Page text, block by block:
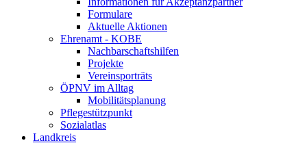
Formulare
Aktuelle Aktionen
Ehrenamt - KOBE
Nachbarschaftshilfen
Projekte
Vereinsporträts
ÖPNV im Alltag
Mobilitätsplanung
Pflegestützpunkt
Sozialatlas
Landkreis